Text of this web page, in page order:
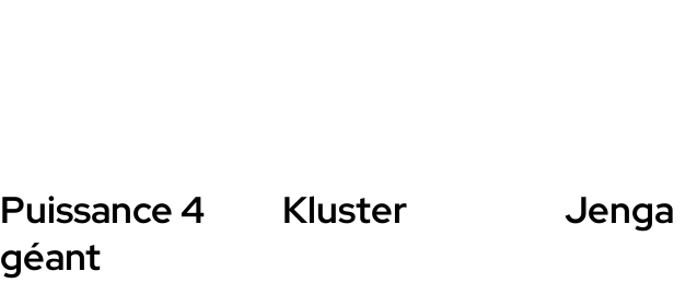
Puissance 4
géant
Kluster Jenga